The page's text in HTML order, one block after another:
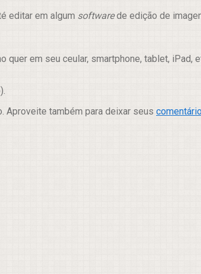
editar em algum softwarede edição de
em seu ceular, smartphone, tablet, iPad,
Aproveite também para deixar seus